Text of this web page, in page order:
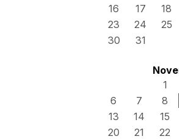
16
17 18
23
24 25
30
31
1
6
7 8
13
14 15
20
21 22